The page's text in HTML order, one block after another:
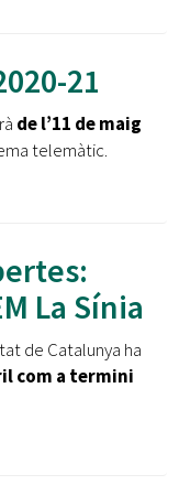
21
de l’11 de maig
telemàtic.
La Sínia
de Catalunya ha
com a termini